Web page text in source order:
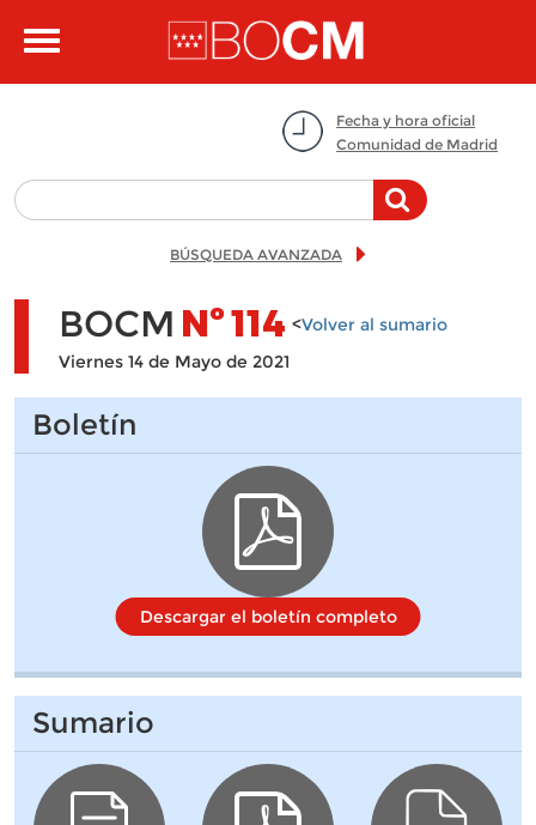
Toggle
Fecha y hora oficial
Comunidad de Madrid
BÚSQUEDA AVANZADA
BOCM Nº114 <Volver al sumario
Viernes 14 de Mayo de 2021
Boletín
Descargar el boletín completo
Sumario